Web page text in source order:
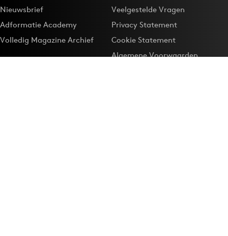
Nieuwsbrief
Adformatie Academy
Volledig Magazine Archief
Veelgestelde Vragen
Privacy Statement
Cookie Statement
Algemene Voorwaarden